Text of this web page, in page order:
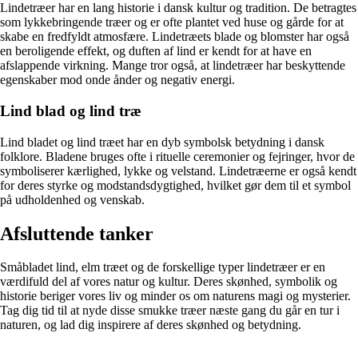
Lindetræer har en lang historie i dansk kultur og tradition. De betragtes
som lykkebringende træer og er ofte plantet ved huse og gårde for at
skabe en fredfyldt atmosfære. Lindetræets blade og blomster har også
en beroligende effekt, og duften af lind er kendt for at have en
afslappende virkning. Mange tror også, at lindetræer har beskyttende
egenskaber mod onde ånder og negativ energi.
Lind blad og lind træ
Lind bladet og lind træet har en dyb symbolsk betydning i dansk
folklore. Bladene bruges ofte i rituelle ceremonier og fejringer, hvor de
symboliserer kærlighed, lykke og velstand. Lindetræerne er også kendt
for deres styrke og modstandsdygtighed, hvilket gør dem til et symbol
på udholdenhed og venskab.
Afsluttende tanker
Småbladet lind, elm træet og de forskellige typer lindetræer er en
værdifuld del af vores natur og kultur. Deres skønhed, symbolik og
historie beriger vores liv og minder os om naturens magi og mysterier.
Tag dig tid til at nyde disse smukke træer næste gang du går en tur i
naturen, og lad dig inspirere af deres skønhed og betydning.